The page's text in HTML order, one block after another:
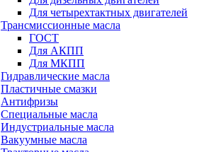
Для четырехтактных двигателей
Трансмиссионные масла
ГОСТ
Для АКПП
Для МКПП
Гидравлические масла
Пластичные смазки
Антифризы
Специальные масла
Индустриальные масла
Вакуумные масла